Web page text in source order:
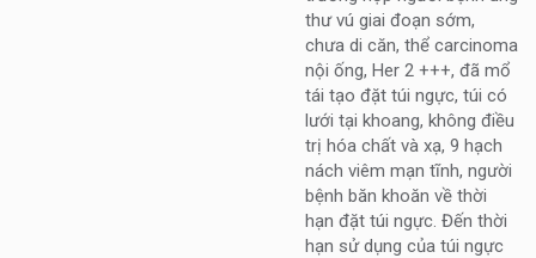
thư vú giai đoạn sớm,
chưa di căn, thể carcinoma
nội ống, Her 2 +++, đã mổ
tái tạo đặt túi ngực, túi có
lưới tại khoang, không điều
trị hóa chất và xạ, 9 hạch
nách viêm mạn tĩnh, người
bệnh băn khoăn về thời
hạn đặt túi ngực. Đến thời
hạn sử dụng của túi ngực